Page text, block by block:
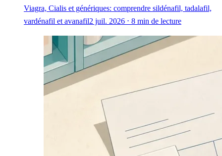
Viagra, Cialis et génériques: comprendre sildénafil, tadalafil,
vardénafil et avanafil2 juil. 2026 ⋅ 8 min de lecture